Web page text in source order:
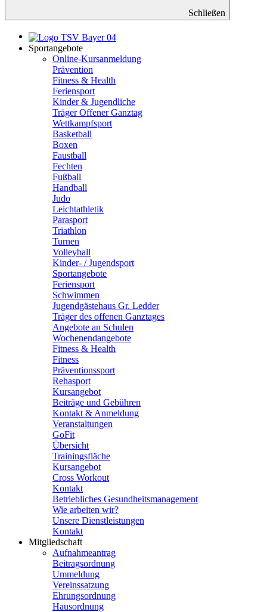
Schließen
Sportangebote
Online-Kursanmeldung
Prävention
Fitness & Health
Feriensport
Kinder & Jugendliche
Träger Offener Ganztag
Wettkampfsport
Basketball
Boxen
Faustball
Fechten
Fußball
Handball
Judo
Leichtathletik
Parasport
Triathlon
Turnen
Volleyball
Kinder- / Jugendsport
Sportangebote
Feriensport
Schwimmen
Jugendgästehaus Gr. Ledder
Träger des offenen Ganztages
Angebote an Schulen
Wochenendangebote
Fitness & Health
Fitness
Präventionssport
Rehasport
Kursangebot
Beiträge und Gebühren
Kontakt & Anmeldung
Veranstaltungen
GoFit
Übersicht
Trainingsfläche
Kursangebot
Cross Workout
Kontakt
Betriebliches Gesundheitsmanagement
Wie arbeiten wir?
Unsere Dienstleistungen
Kontakt
Mitgliedschaft
Aufnahmeantrag
Beitragsordnung
Ummeldung
Vereinssatzung
Ehrungsordnung
Hausordnung